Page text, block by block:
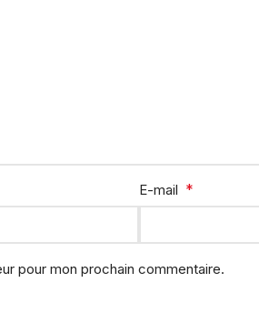
E-mail *
pour mon prochain commentaire.